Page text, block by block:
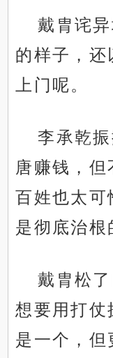
戴胄诧
的样子，还
上门呢。
李承乾
唐赚钱，
百姓也太可
是彻底治根
戴胄松
想要用打仗
是一个，但